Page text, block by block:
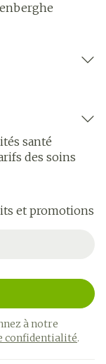
santé
des soins
et promotions
à notre
confidentialité.